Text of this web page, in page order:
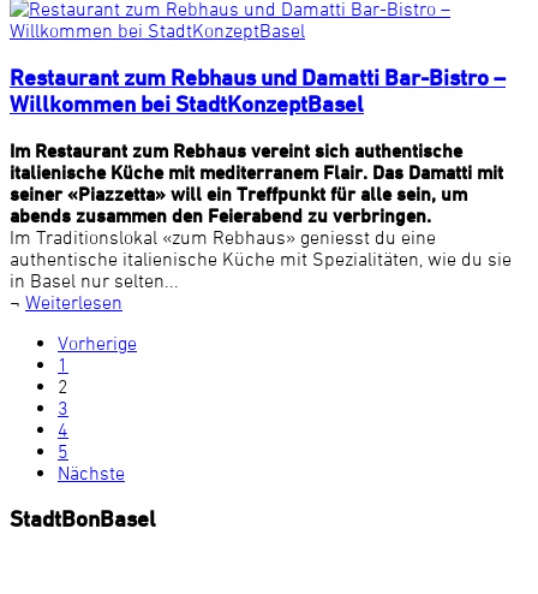
Restaurant zum Rebhaus und Damatti Bar-Bistro –
Willkommen bei StadtKonzeptBasel
Im Restaurant zum Rebhaus vereint sich authentische
italienische Küche mit mediterranem Flair. Das Damatti mit
seiner «Piazzetta» will ein Treffpunkt für alle sein, um
abends zusammen den Feierabend zu verbringen.
Im Traditionslokal «zum Rebhaus» geniesst du eine
authentische italienische Küche mit Spezialitäten, wie du sie
in Basel nur selten...
¬ Weiterlesen
Vorherige
1
2
3
4
5
Nächste
StadtBonBasel